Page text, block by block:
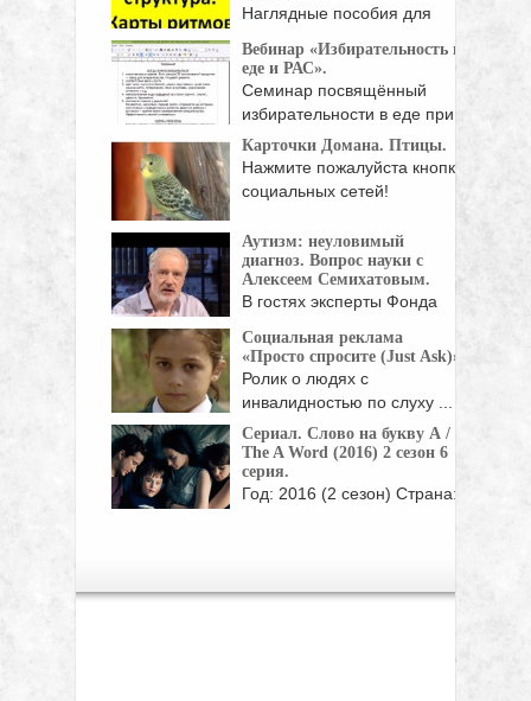
Наглядные пособия для
структуры: карты ...
Вебинар «Избирательность в
еде и РАС».
Семинар посвящённый
избирательности в еде при
расстройстве ...
Карточки Домана. Птицы.
Нажмите пожалуйста кнопки
социальных сетей!
Аутизм: неуловимый
диагноз. Вопрос науки с
Алексеем Семихатовым.
В гостях эксперты Фонда
клинический ...
Социальная реклама
«Просто спросите (Just Ask)».
Ролик о людях с
инвалидностью по слуху ...
Сериал. Слово на букву А /
The A Word (2016) 2 сезон 6
серия.
Год: 2016 (2 сезон) Страна: